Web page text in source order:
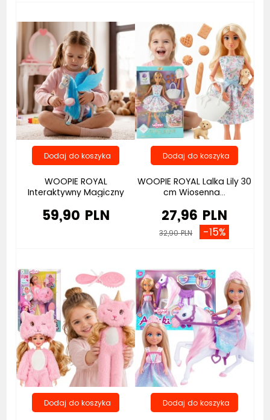
WOOPIE ROYAL
Interaktywny Magiczny
59,90 PLN
WOOPIE ROYAL Lalka Lily 30
cm Wiosenna...
27,96 PLN
32,90 PLN -15%